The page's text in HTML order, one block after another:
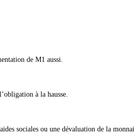
de M1 aussi.
à la hausse.
sociales ou une dévaluation de la